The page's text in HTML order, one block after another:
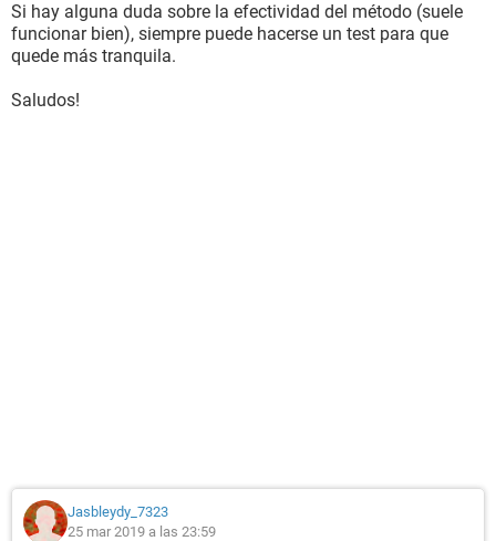
Si hay alguna duda sobre la efectividad del método (suele
funcionar bien), siempre puede hacerse un test para que
quede más tranquila.
Saludos!
Jasbleydy_7323
25 mar 2019 a las 23:59